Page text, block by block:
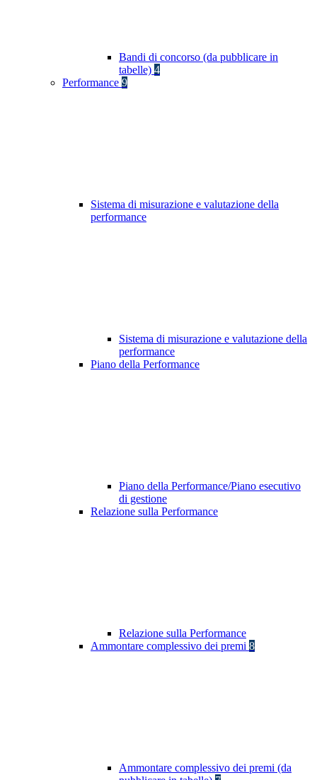
Bandi di concorso (da pubblicare in
tabelle) 4
Performance 9
Sistema di misurazione e valutazione della
performance
Sistema di misurazione e valutazione della
performance
Piano della Performance
Piano della Performance/Piano esecutivo
di gestione
Relazione sulla Performance
Relazione sulla Performance
Ammontare complessivo dei premi 8
Ammontare complessivo dei premi (da